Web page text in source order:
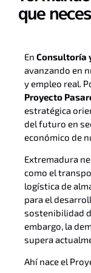
que
En Consultoría
avanzando en
y empleo real.
Proyecto
estratégica
del futuro en
económico de
Extremadura
como el
logística de
para el
sostenibilidad
embargo, la
supera
Ahí nace el